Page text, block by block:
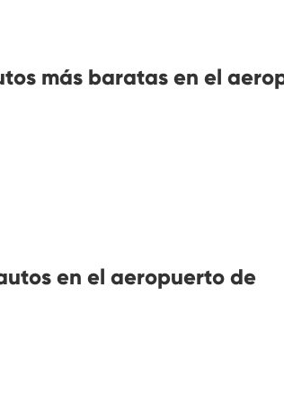
más baratas en el
en el aeropuerto de